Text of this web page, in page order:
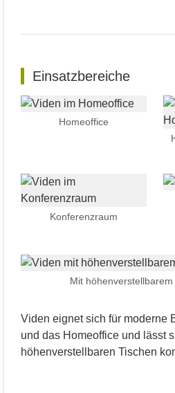
Einsatzbereiche
Homeoffice
Konferenzraum
Mit
Viden eignet sich für moderne
und das Homeoffice und lässt
höhenverstellbaren Tischen